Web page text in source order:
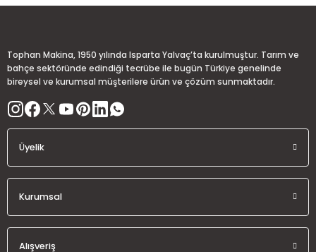
Bu ürüne benzer farklı alternatifler olmalı.
Tophan Makina, 1950 yılında Isparta Yalvaç’ta kurulmuştur. Tarım ve
bahçe sektöründe edindiği tecrübe ile bugün Türkiye genelinde
bireysel ve kurumsal müşterilere ürün ve çözüm sunmaktadır.
Üyelik
Kurumsal
Alışveriş